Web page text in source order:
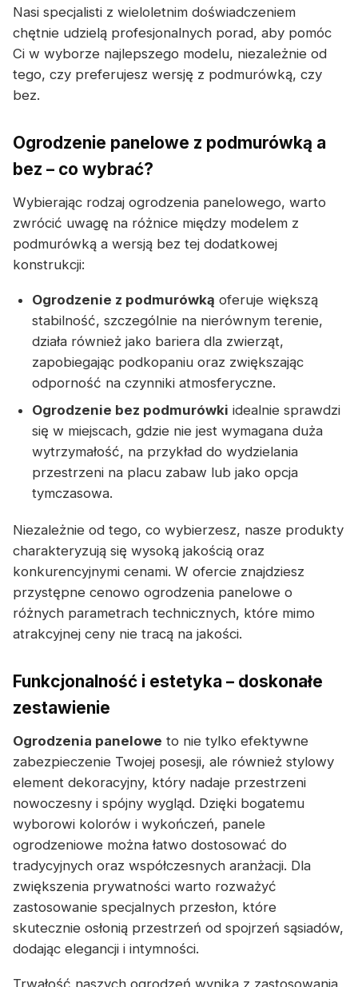
Nasi specjalisti z wieloletnim doświadczeniem
chętnie udzielą profesjonalnych porad, aby pomóc
Ci w wyborze najlepszego modelu, niezależnie od
tego, czy preferujesz wersję z podmurówką, czy
bez.
Ogrodzenie panelowe z podmurówką a
bez – co wybrać?
Wybierając rodzaj ogrodzenia panelowego, warto
zwrócić uwagę na różnice między modelem z
podmurówką a wersją bez tej dodatkowej
konstrukcji:
Ogrodzenie z podmurówką oferuje większą
stabilność, szczególnie na nierównym terenie,
działa również jako bariera dla zwierząt,
zapobiegając podkopaniu oraz zwiększając
odporność na czynniki atmosferyczne.
Ogrodzenie bez podmurówki idealnie sprawdzi
się w miejscach, gdzie nie jest wymagana duża
wytrzymałość, na przykład do wydzielania
przestrzeni na placu zabaw lub jako opcja
tymczasowa.
Niezależnie od tego, co wybierzesz, nasze produkty
charakteryzują się wysoką jakością oraz
konkurencyjnymi cenami. W ofercie znajdziesz
przystępne cenowo ogrodzenia panelowe o
różnych parametrach technicznych, które mimo
atrakcyjnej ceny nie tracą na jakości.
Funkcjonalność i estetyka – doskonałe
zestawienie
Ogrodzenia panelowe to nie tylko efektywne
zabezpieczenie Twojej posesji, ale również stylowy
element dekoracyjny, który nadaje przestrzeni
nowoczesny i spójny wygląd. Dzięki bogatemu
wyborowi kolorów i wykończeń, panele
ogrodzeniowe można łatwo dostosować do
tradycyjnych oraz współczesnych aranżacji. Dla
zwiększenia prywatności warto rozważyć
zastosowanie specjalnych przesłon, które
skutecznie osłonią przestrzeń od spojrzeń sąsiadów,
dodając elegancji i intymności.
Trwałość naszych ogrodzeń wynika z zastosowania